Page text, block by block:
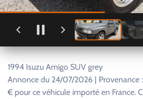
1994 Isuzu Amigo SUV grey
Annonce du 24/07/2026 | Provenance
€ pour ce véhicule importé en France.